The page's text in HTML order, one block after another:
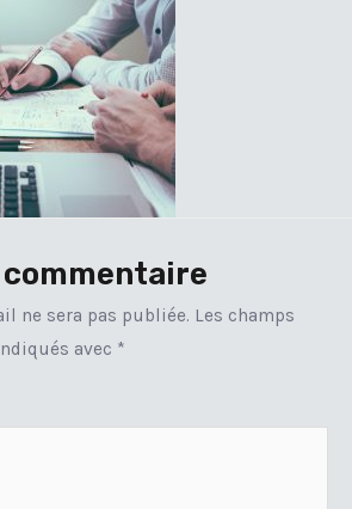
ne sera pas publiée. Les champs
avec *